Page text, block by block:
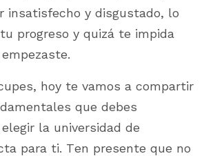
insatisfecho y disgustado, lo
progreso y quizá te impida
hoy te vamos a compartir
que debes
la universidad de
para ti. Ten presente que no